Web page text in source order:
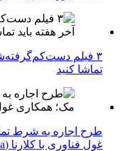
۳ فیلم
تماشا کنید
طرح اجاره به شرط
غول فناوری با کلارنا (Klarna)